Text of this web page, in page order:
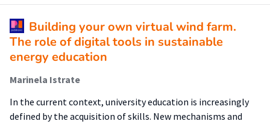
Building your own virtual wind farm.
The role of digital tools in sustainable
energy education
Marinela Istrate
In the current context, university education is increasingly
defined by the acquisition of skills. New mechanisms and